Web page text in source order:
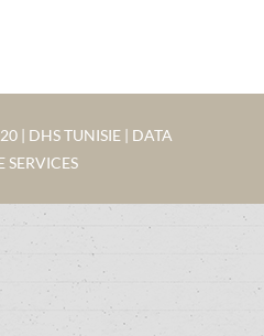
| DHS TUNISIE | DATA
SERVICES